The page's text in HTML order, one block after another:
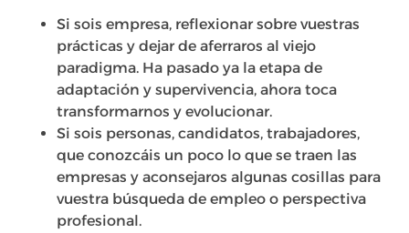
Si sois empresa, reflexionar sobre vuestras
prácticas y dejar de aferraros al viejo
paradigma. Ha pasado ya la etapa de
adaptación y supervivencia, ahora toca
transformarnos y evolucionar.
Si sois personas, candidatos, trabajadores,
que conozcáis un poco lo que se traen las
empresas y aconsejaros algunas cosillas para
vuestra búsqueda de empleo o perspectiva
profesional.